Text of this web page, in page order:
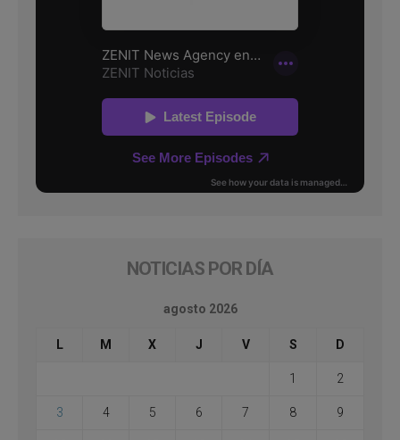
NOTICIAS POR DÍA
agosto 2026
L M X J V S D
1 2
3 4 5 6 7 8 9